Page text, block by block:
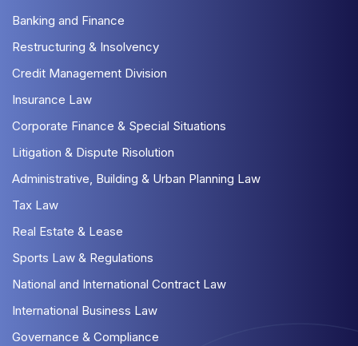
Banking and Finance
Restructuring & Insolvency
Credit Management Division
Insurance Law
Corporate Finance & Special Situations
Litigation & Dispute Risolution
Administrative, Building & Urban Planning Law
Tax Law
Real Estate & Lease
Sports Law & Regulations
National and International Contract Law
International Business Law
Governance & Compliance